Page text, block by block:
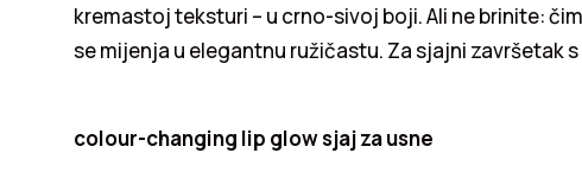
kremastoj teksturi – u crno-sivoj boji. Ali ne brinite:
se mijenja u elegantnu ružičastu. Za sjajni završetak
colour-changing lip glow sjaj za usne